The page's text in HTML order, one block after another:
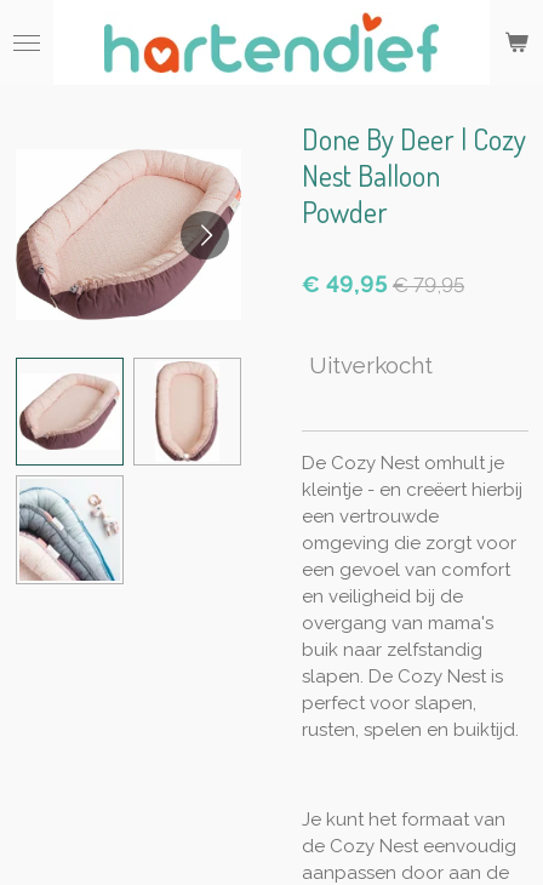
direct
Done By Deer | Cozy
Nest Balloon
Powder
€ 49,95 € 79,95
Uitverkocht
De Cozy Nest omhult je
kleintje - en creëert hierbij
een vertrouwde
omgeving die zorgt voor
een gevoel van comfort
en veiligheid bij de
overgang van mama's
buik naar zelfstandig
slapen. De Cozy Nest is
perfect voor slapen,
rusten, spelen en buiktijd.
Je kunt het formaat van
de Cozy Nest eenvoudig
aanpassen door aan de